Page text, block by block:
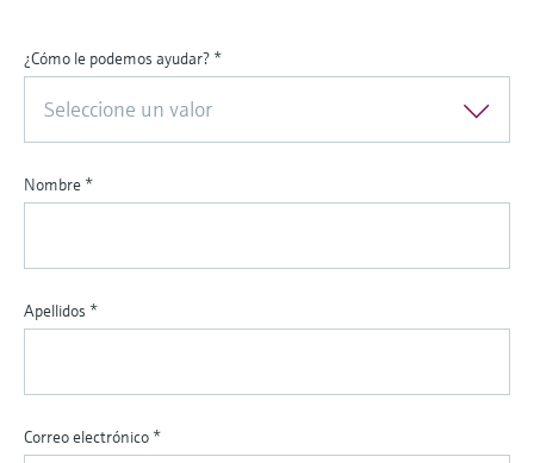
¿Cómo le podemos ayudar? *
Seleccione un valor
Nombre *
Apellidos *
Correo electrónico *